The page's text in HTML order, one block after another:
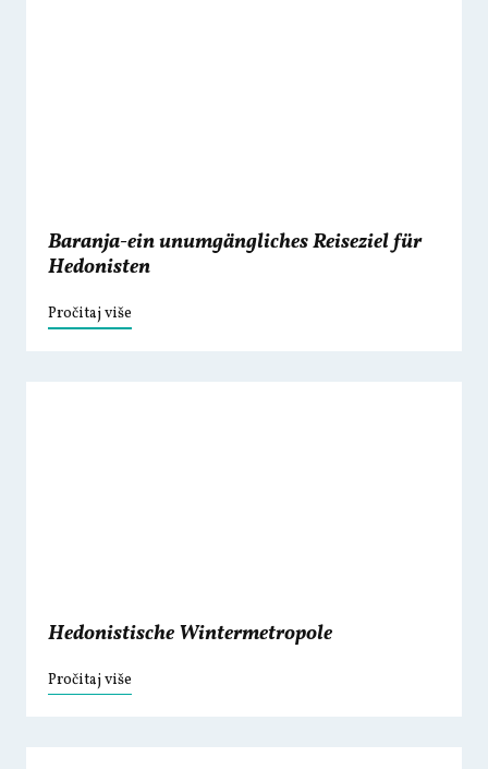
Baranja-ein unumgängliches Reiseziel für
Hedonisten
Pročitaj više
Hedonistische Wintermetropole
Pročitaj više